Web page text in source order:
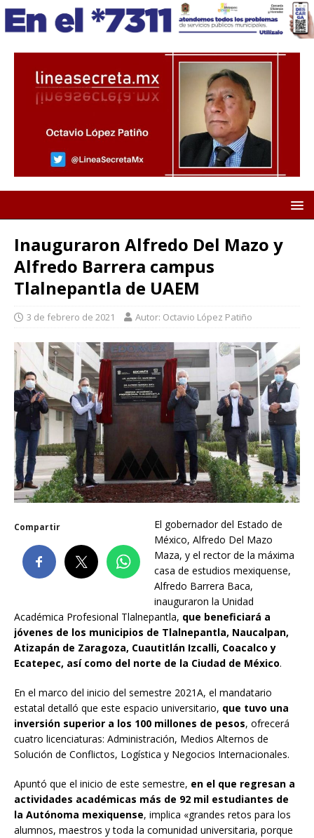
Inauguraron Alfredo Del Mazo y
Alfredo Barrera campus
Tlalnepantla de UAEM
3 de febrero de 2021 Autor: Octavio López Patiño
Compartir
El gobernador del Estado de
México, Alfredo Del Mazo
Maza, y el rector de la máxima
casa de estudios mexiquense,
Alfredo Barrera Baca,
inauguraron la Unidad
Académica Profesional Tlalnepantla, que beneficiará a
jóvenes de los municipios de Tlalnepantla, Naucalpan,
Atizapán de Zaragoza, Cuautitlán Izcalli, Coacalco y
Ecatepec, así como del norte de la Ciudad de México.
En el marco del inicio del semestre 2021A, el mandatario
estatal detalló que este espacio universitario, que tuvo una
inversión superior a los 100 millones de pesos, ofrecerá
cuatro licenciaturas: Administración, Medios Alternos de
Solución de Conflictos, Logística y Negocios Internacionales.
Apuntó que el inicio de este semestre, en el que regresan a
actividades académicas más de 92 mil estudiantes de
la Autónoma mexiquense, implica «grandes retos para los
alumnos, maestros y toda la comunidad universitaria, porque